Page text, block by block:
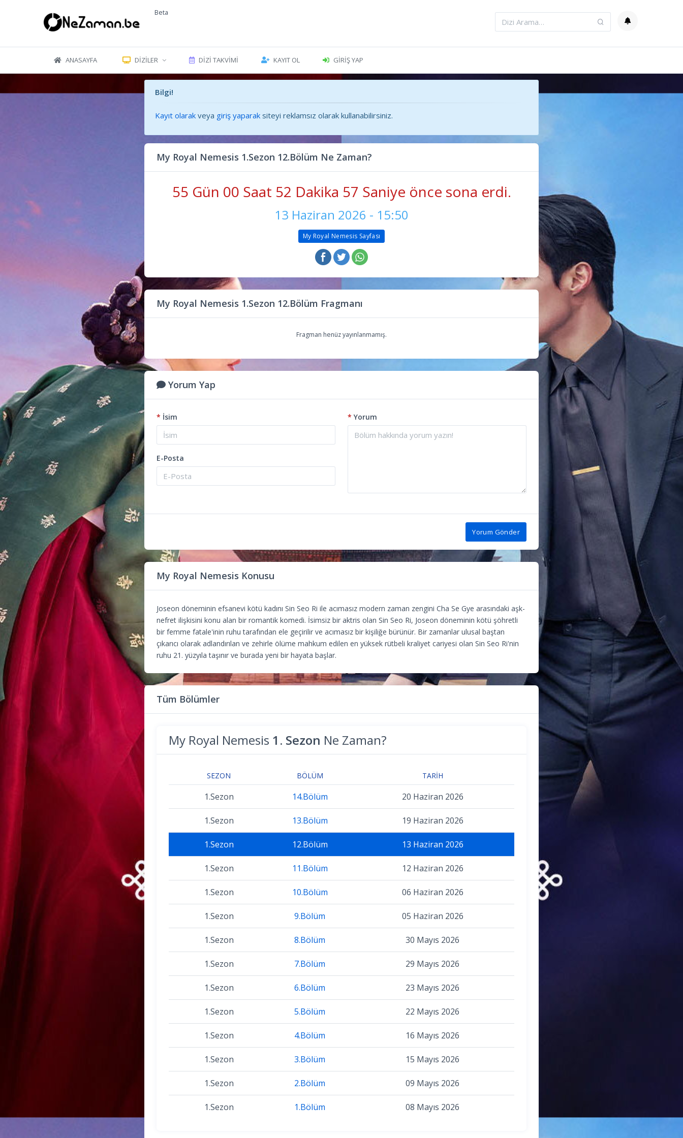
Beta
ANASAYFA DIZILER DIZI TAKVIMI KAYIT OL GIRIŞ YAP
Bilgi!
Kayıt olarak veya giriş yaparak siteyi reklamsız olarak kullanabilirsiniz.
My Royal Nemesis 1.Sezon 12.Bölüm Ne Zaman?
55 Gün 00 Saat 52 Dakika 58 Saniye önce sona erdi.
13 Haziran 2026 - 15:50
My Royal Nemesis Sayfası
My Royal Nemesis 1.Sezon 12.Bölüm Fragmanı
Fragman henüz yayınlanmamış.
Yorum Yap
* İsim
E-Posta
* Yorum
Yorum Gönder
My Royal Nemesis Konusu
Joseon döneminin efsanevi kötü kadını Sin Seo Ri ile acımasız modern zaman zengini Cha Se Gye arasındaki aşk-
nefret ilişkisini konu alan bir romantik komedi. İsimsiz bir aktris olan Sin Seo Ri, Joseon döneminin kötü şöhretli
bir femme fatale'inin ruhu tarafından ele geçirilir ve acımasız bir kişiliğe bürünür. Bir zamanlar ulusal baştan
çıkarıcı olarak adlandırılan ve zehirle ölüme mahkum edilen en yüksek rütbeli kraliyet cariyesi olan Sin Seo Ri'nin
ruhu 21. yüzyıla taşınır ve burada yeni bir hayata başlar.
Tüm Bölümler
My Royal Nemesis 1. Sezon Ne Zaman?
SEZON BÖLÜM TARIH
1.Sezon 14.Bölüm 20 Haziran 2026
1.Sezon 13.Bölüm 19 Haziran 2026
1.Sezon 12.Bölüm 13 Haziran 2026
1.Sezon 11.Bölüm 12 Haziran 2026
1.Sezon 10.Bölüm 06 Haziran 2026
1.Sezon 9.Bölüm 05 Haziran 2026
1.Sezon 8.Bölüm 30 Mayıs 2026
1.Sezon 7.Bölüm 29 Mayıs 2026
1.Sezon 6.Bölüm 23 Mayıs 2026
1.Sezon 5.Bölüm 22 Mayıs 2026
1.Sezon 4.Bölüm 16 Mayıs 2026
1.Sezon 3.Bölüm 15 Mayıs 2026
1.Sezon 2.Bölüm 09 Mayıs 2026
1.Sezon 1.Bölüm 08 Mayıs 2026